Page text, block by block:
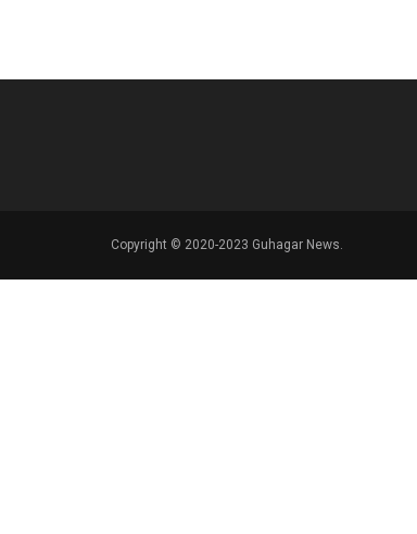
Copyright © 2020-2023 Guhagar News.